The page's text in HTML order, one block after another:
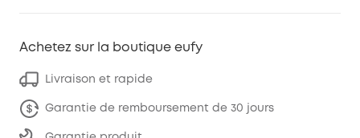
Achetez sur la boutique eufy
Livraison et rapide
Garantie de remboursement de 30 jours